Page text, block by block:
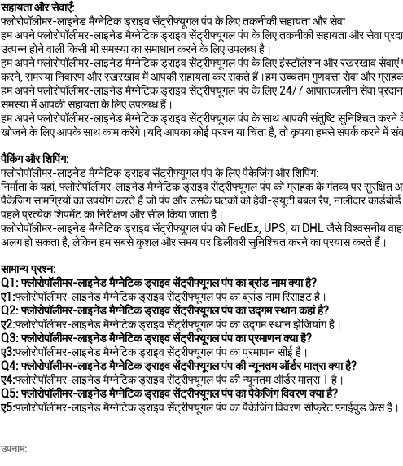
सहायता और सेवाएँ:
फ्लोरोपॉलीमर-लाइनेड मैग्नेटिक ड्राइव सेंट्रीफ्यूगल पंप के लिए तकनीकी सहायता और सेवा
हम अपने फ्लोरोपॉलीमर-लाइनेड मैग्नेटिक ड्राइव सेंट्रीफ्यूगल पंप के लिए तकनीकी सहायता और सेवा
उत्पन्न होने वाली किसी भी समस्या का समाधान करने के लिए उपलब्ध है।
हम अपने फ्लोरोपॉलीमर-लाइनेड मैग्नेटिक ड्राइव सेंट्रीफ्यूगल पंप के लिए इंस्टॉलेशन और रखरखाव
करने, समस्या निवारण और रखरखाव में आपकी सहायता कर सकते हैं।हम उच्चतम गुणवत्ता सेवा और ग्राहक
हम अपने फ्लोरोपॉलीमर-लाइनेड मैग्नेटिक ड्राइव सेंट्रीफ्यूगल पंप के लिए 24/7 आपातकालीन सेवा
समस्या में आपकी सहायता के लिए उपलब्ध हैं।
हम अपने फ्लोरोपॉलीमर-लाइनेड मैग्नेटिक ड्राइव सेंट्रीफ्यूगल पंप के साथ आपकी संतुष्टि सुनिश्चित
खोजने के लिए आपके साथ काम करेंगे।यदि आपका कोई प्रश्न या चिंता है, तो कृपया हमसे संपर्क करने में
पैकिंग और शिपिंग:
फ्लोरोपॉलीमर-लाइनेड मैग्नेटिक ड्राइव सेंट्रीफ्यूगल पंप के लिए पैकेजिंग और शिपिंग:
निर्माता के यहां, फ्लोरोपॉलीमर-लाइनेड मैग्नेटिक ड्राइव सेंट्रीफ्यूगल पंप को ग्राहक के गंतव्य पर
पैकेजिंग सामग्रियों का उपयोग करते हैं जो पंप और उसके घटकों को हेवी-ड्यूटी बबल रैप, नालीदार
पहले प्रत्येक शिपमेंट का निरीक्षण और सील किया जाता है।
फ़्लोरोपॉलीमर-लाइनेड मैग्नेटिक ड्राइव सेंट्रीफ्यूगल पंप को FedEx, UPS, या DHL जैसे विश्वसनीय
अलग हो सकता है, लेकिन हम सबसे कुशल और समय पर डिलीवरी सुनिश्चित करने का प्रयास करते हैं।
सामान्य प्रश्न:
Q1: फ्लोरोपॉलीमर-लाइनेड मैग्नेटिक ड्राइव सेंट्रीफ्यूगल पंप का ब्रांड नाम क्या है?
ए1:फ्लोरोपॉलीमर-लाइनेड मैग्नेटिक ड्राइव सेंट्रीफ्यूगल पंप का ब्रांड नाम रिसाइट है।
Q2: फ्लोरोपॉलीमर-लाइनेड मैग्नेटिक ड्राइव सेंट्रीफ्यूगल पंप का उद्गम स्थान कहां है?
ए2:फ्लोरोपॉलीमर-लाइनेड मैग्नेटिक ड्राइव सेंट्रीफ्यूगल पंप का उद्गम स्थान झेजियांग है।
Q3: फ्लोरोपॉलीमर-लाइनेड मैग्नेटिक ड्राइव सेंट्रीफ्यूगल पंप का प्रमाणन क्या है?
ए3:फ्लोरोपॉलीमर-लाइनेड मैग्नेटिक ड्राइव सेंट्रीफ्यूगल पंप का प्रमाणन सीई है।
Q4: फ्लोरोपॉलीमर-लाइनेड मैग्नेटिक ड्राइव सेंट्रीफ्यूगल पंप की न्यूनतम ऑर्डर मात्रा क्या है?
ए4:फ्लोरोपॉलीमर-लाइनेड मैग्नेटिक ड्राइव सेंट्रीफ्यूगल पंप की न्यूनतम ऑर्डर मात्रा 1 है।
Q5: फ्लोरोपॉलीमर-लाइनेड मैग्नेटिक ड्राइव सेंट्रीफ्यूगल पंप का पैकेजिंग विवरण क्या है?
ए5:फ्लोरोपॉलीमर-लाइनेड मैग्नेटिक ड्राइव सेंट्रीफ्यूगल पंप का पैकेजिंग विवरण सीफ्रेट प्लाईवुड केस है।
उपनाम: